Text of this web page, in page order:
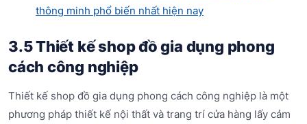
thông minh phổ biến nhất hiện nay
3.5 Thiết kế shop đồ gia dụng phong
cách công nghiệp
Thiết kế shop đồ gia dụng phong cách công nghiệp là một
phương pháp thiết kế nội thất và trang trí cửa hàng lấy cảm